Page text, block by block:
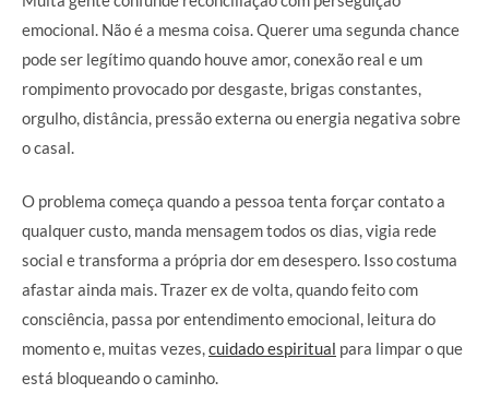
emocional. Não é a mesma coisa. Querer uma segunda chance
pode ser legítimo quando houve amor, conexão real e um
rompimento provocado por desgaste, brigas constantes,
orgulho, distância, pressão externa ou energia negativa sobre
o casal.
O problema começa quando a pessoa tenta forçar contato a
qualquer custo, manda mensagem todos os dias, vigia rede
social e transforma a própria dor em desespero. Isso costuma
afastar ainda mais. Trazer ex de volta, quando feito com
consciência, passa por entendimento emocional, leitura do
momento e, muitas vezes,cuidado espiritual para limpar o que
está bloqueando o caminho.